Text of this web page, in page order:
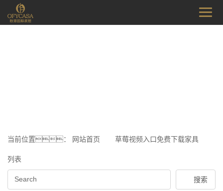
当前位置： 网站首页 草莓视频入口免费下载家具
列表